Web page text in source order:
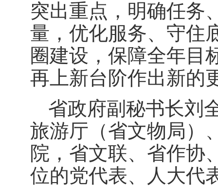
突出重点，明确任务
量，优化服务、守住
圈建设，保障全年目
再上新台阶作出新的
省政府副秘书长刘
旅游厅（省文物局）
院，省文联、省作协
位的党代表、人大代